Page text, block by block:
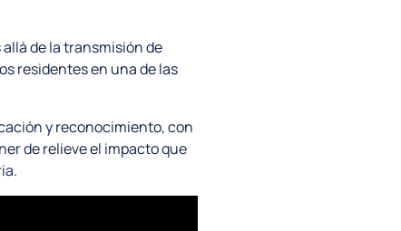
de la transmisión de
residentes en una de las
y reconocimiento, con
de relieve el impacto que